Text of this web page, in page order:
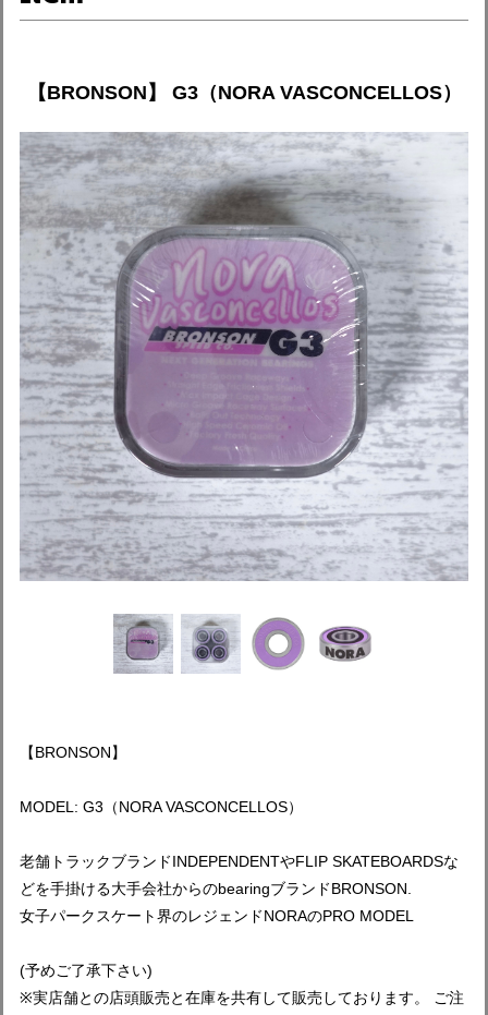
【BRONSON】 G3（NORA VASCONCELLOS）
【BRONSON】
MODEL: G3（NORA VASCONCELLOS）
老舗トラックブランドINDEPENDENTやFLIP SKATEBOARDSな
どを手掛ける大手会社からのbearingブランドBRONSON.
女子パークスケート界のレジェンドNORAのPRO MODEL
(予めご了承下さい)
※実店舗との店頭販売と在庫を共有して販売しております。 ご注